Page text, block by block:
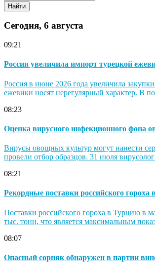
Найти
Сегодня, 6 августа
09:21
Россия увеличила импорт турецкой
Россия в июне 2026 года увеличила
ежевики носят нерегулярный характер. В
08:23
Оценка вирусного инфекционного фона
Вирусы овощных культур могут нанести
провели отбор образцов. 31 июля
08:21
Рекордные поставки российского гороха
Поставки российского гороха в Турцию в
тыс. тонн, что является максимальным
08:07
Опасный сорняк обнаружен в партии